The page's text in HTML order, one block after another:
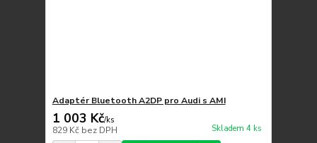
Adaptér Bluetooth A2DP pro Audi s AMI
1 003 Kč/ks
829 Kč bez DPH Skladem 4 ks